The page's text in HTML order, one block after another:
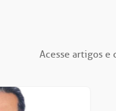
Acesse artigos e